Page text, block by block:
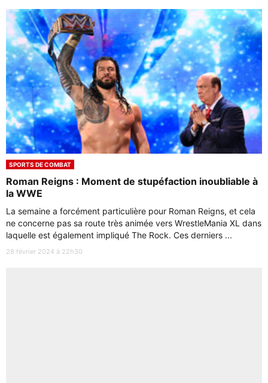
SPORTS DE COMBAT
Roman Reigns : Moment de stupéfaction inoubliable à
la WWE
La semaine a forcément particulière pour Roman Reigns, et cela
ne concerne pas sa route très animée vers WrestleMania XL dans
laquelle est également impliqué The Rock. Ces derniers ...
28 février 2024 à 22h30